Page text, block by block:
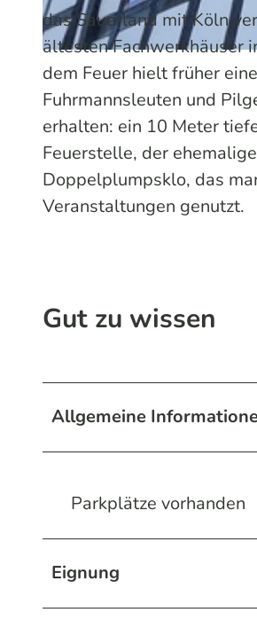
das Sauerland mit Köln
ältesten Fachwerkhäuser
dem Feuer hielt früher
Fuhrmannsleuten und
erhalten: ein 10 Meter
Feuerstelle, der
Doppelplumpsklo, das
Veranstaltungen genutzt.
Gut zu wissen
Allgemeine
Parkplätze vorhanden
Eignung